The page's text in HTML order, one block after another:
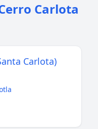
Carlota
Carlota)